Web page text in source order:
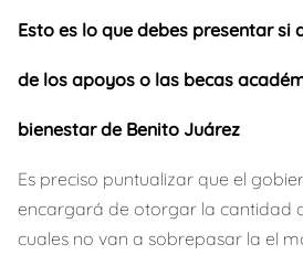
Esto es lo que debes presentar si
de los apoyos o las becas
bienestar de Benito Juárez
Es preciso puntualizar que el
encargará de otorgar la cantidad
cuales no van a sobrepasar la el